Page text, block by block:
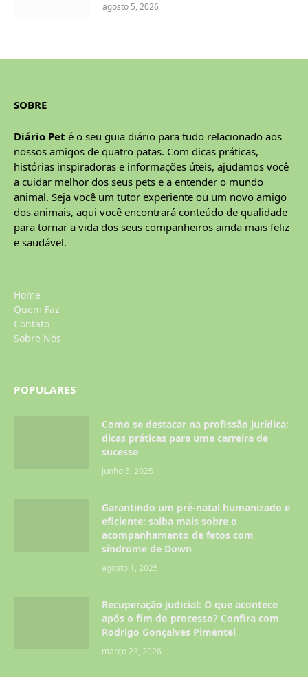
agosto 5, 2026
SOBRE
Diário Pet é o seu guia diário para tudo relacionado aos
nossos amigos de quatro patas. Com dicas práticas,
histórias inspiradoras e informações úteis, ajudamos você
a cuidar melhor dos seus pets e a entender o mundo
animal. Seja você um tutor experiente ou um novo amigo
dos animais, aqui você encontrará conteúdo de qualidade
para tornar a vida dos seus companheiros ainda mais feliz
e saudável.
Home
Quem Faz
Contato
Sobre Nós
POPULARES
Como se destacar na profissão jurídica:
dicas práticas para uma carreira de
sucesso
junho 5, 2025
Garantindo um pré-natal humanizado e
eficiente: saiba mais sobre o
acompanhamento de fetos com
síndrome de Down
agosto 1, 2025
Recuperação judicial: O que acontece
após o fim do processo? Confira com
Rodrigo Gonçalves Pimentel
março 23, 2026